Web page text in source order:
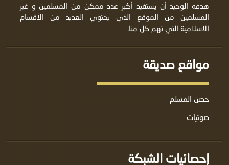
هدفه الوحيد أن يستفيد أكبر عدد ممكن من المسلمين و غير
المسلمين من الموقع الذي يحتوي العديد من الأقسام
الإسلامية التي تهم كل منا.
مواقع صديقة
حصن المسلم
صوتيات
إحصائيات الشبكة